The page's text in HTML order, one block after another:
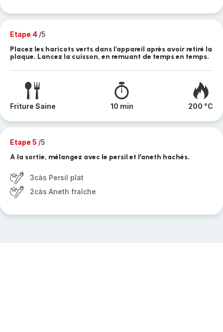
Etape 4 /5
Placez les haricots verts dans l'appareil après avoir retiré la
plaque. Lancez la cuisson, en remuant de temps en temps.
Friture Saine 10 min 200 °C
Etape 5 /5
A la sortie, mélangez avec le persil et l’aneth hachés.
3càs Persil plat
2càs Aneth fraîche